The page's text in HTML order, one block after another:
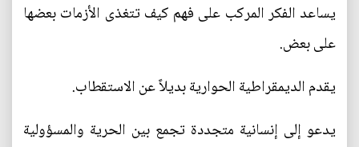
يساعد الفكر المركب على فهم كيف تتغذى الأزمات بعضها
على بعض.
يقدم الديمقراطية الحوارية بديلاً عن الاستقطاب.
يدعو إلى إنسانية متجددة تجمع بين الحرية والمسؤولية